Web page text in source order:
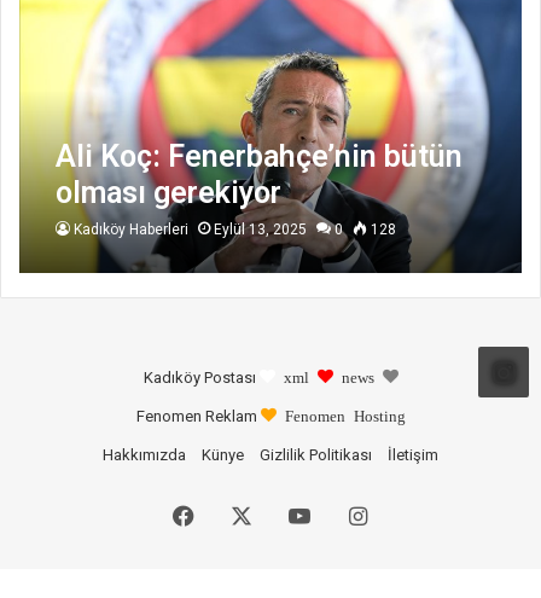
Ali Koç: Fenerbahçe’nin bütün
olması gerekiyor
Kadıköy Haberleri Eylül 13, 2025 0 128
Kadıköy Postası xml news
Fenomen Reklam Fenomen Hosting
Hakkımızda Künye Gizlilik Politikası İletişim
Facebook YouTubeInstagram